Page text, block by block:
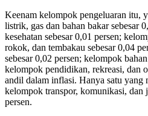
Keenam kelompok pengeluaran itu,
listrik, gas dan bahan bakar sebesar
kesehatan sebesar 0,01 persen;
rokok, dan tembakau sebesar 0,04
sebesar 0,02 persen; kelompok
kelompok pendidikan, rekreasi, dan
andil dalam inflasi. Hanya satu yang
kelompok transpor, komunikasi, dan
persen.